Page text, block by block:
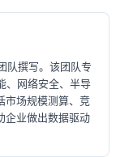
队撰写。该团队专
、网络安全、半导
市场规模测算、竞
企业做出数据驱动